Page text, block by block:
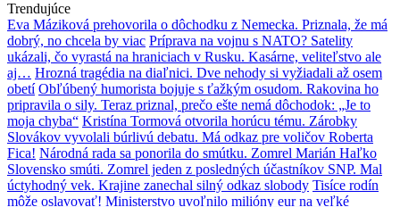
Trendujúce
Eva Máziková prehovorila o dôchodku z Nemecka. Priznala, že má
dobrý, no chcela by viac Príprava na vojnu s NATO? Satelity
ukázali, čo vyrastá na hraniciach v Rusku. Kasárne, veliteľstvo ale
aj… Hrozná tragédia na diaľnici. Dve nehody si vyžiadali až osem
obetí Obľúbený humorista bojuje s ťažkým osudom. Rakovina ho
pripravila o sily. Teraz priznal, prečo ešte nemá dôchodok: „Je to
moja chyba“ Kristína Tormová otvorila horúcu tému. Zárobky
Slovákov vyvolali búrlivú debatu. Má odkaz pre voličov Roberta
Fica! Národná rada sa ponorila do smútku. Zomrel Marián Haľko
Slovensko smúti. Zomrel jeden z posledných účastníkov SNP. Mal
úctyhodný vek. Krajine zanechal silný odkaz slobody Tisíce rodín
môže oslavovať! Ministerstvo uvoľnilo milióny eur na veľké